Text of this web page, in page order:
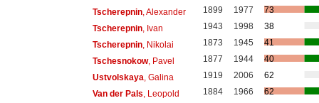
Tscherepnin, Alexander 1899 1977
73
Tscherepnin, Ivan 1943 1998
38
Tscherepnin, Nikolai 1873 1945
41
Tschesnokow, Pavel 1877 1944
40
Ustvolskaya , Galina 1919 2006
62
Van der Pals , Leopold 1884 1966
62